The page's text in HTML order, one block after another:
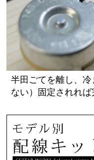
半田ごてを離し、
ない）固定されれば